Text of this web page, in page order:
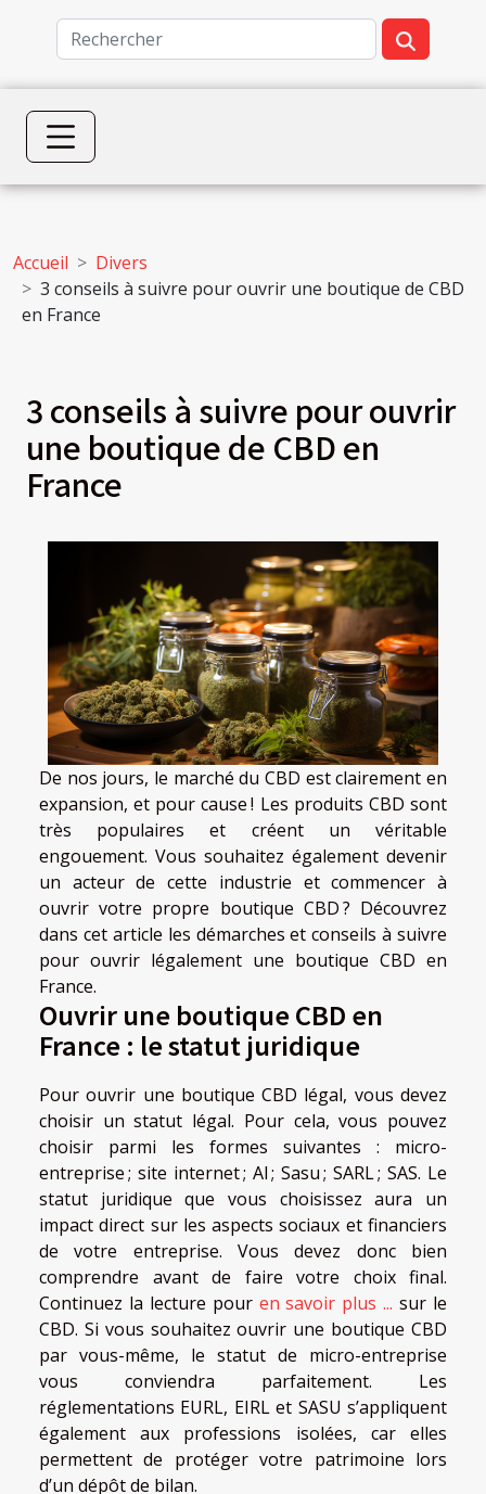
Accueil
Divers
3 conseils à suivre pour ouvrir une boutique de CBD
en France
3 conseils à suivre pour ouvrir
une boutique de CBD en
France
De nos jours, le marché du CBD est clairement en
expansion, et pour cause ! Les produits CBD sont
très populaires et créent un véritable
engouement. Vous souhaitez également devenir
un acteur de cette industrie et commencer à
ouvrir votre propre boutique CBD ? Découvrez
dans cet article les démarches et conseils à suivre
pour ouvrir légalement une boutique CBD en
France.
Ouvrir une boutique CBD en
France : le statut juridique
Pour ouvrir une boutique CBD légal, vous devez
choisir un statut légal. Pour cela, vous pouvez
choisir parmi les formes suivantes : micro-
entreprise ; site internet ; Al ; Sasu ; SARL ; SAS. Le
statut juridique que vous choisissez aura un
impact direct sur les aspects sociaux et financiers
de votre entreprise. Vous devez donc bien
comprendre avant de faire votre choix final.
Continuez la lecture pour en savoir plus ... sur le
CBD. Si vous souhaitez ouvrir une boutique CBD
par vous-même, le statut de micro-entreprise
vous conviendra parfaitement. Les
réglementations EURL, EIRL et SASU s’appliquent
également aux professions isolées, car elles
permettent de protéger votre patrimoine lors
d’un dépôt de bilan.